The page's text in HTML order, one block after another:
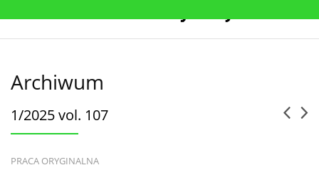
Archiwum
1/2025 vol. 107
PRACA ORYGINALNA